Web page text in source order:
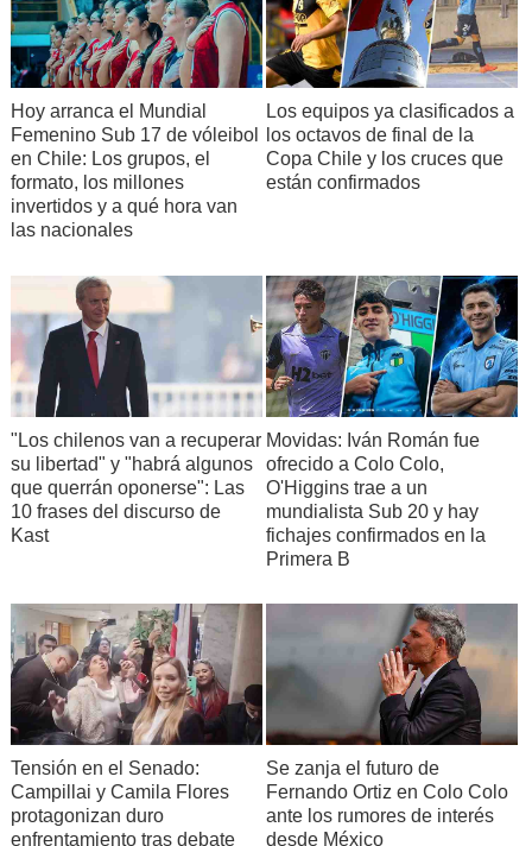
Hoy arranca el Mundial
Femenino Sub 17 de vóleibol
en Chile: Los grupos, el
formato, los millones
invertidos y a qué hora van
las nacionales
Los equipos ya clasificados a
los octavos de final de la
Copa Chile y los cruces que
están confirmados
"Los chilenos van a recuperar
su libertad" y "habrá algunos
que querrán oponerse": Las
10 frases del discurso de
Kast
Movidas: Iván Román fue
ofrecido a Colo Colo,
O'Higgins trae a un
mundialista Sub 20 y hay
fichajes confirmados en la
Primera B
Tensión en el Senado:
Campillai y Camila Flores
protagonizan duro
enfrentamiento tras debate
Se zanja el futuro de
Fernando Ortiz en Colo Colo
ante los rumores de interés
desde México